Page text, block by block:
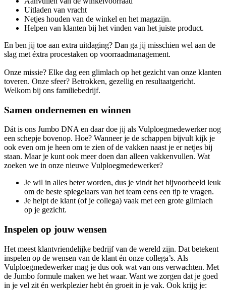
Uitladen van vracht
Netjes houden van de winkel en het magazijn.
Helpen van klanten bij het vinden van het juiste product.
En ben jij toe aan extra uitdaging? Dan ga jij misschien wel aan de
slag met éxtra procestaken op voorraadmanagement.
Onze missie? Elke dag een glimlach op het gezicht van onze klanten
toveren. Onze sfeer? Betrokken, gezellig en resultaatgericht.
Welkom bij ons familiebedrijf.
Samen ondernemen en winnen
Dát is ons Jumbo DNA en daar doe jij als Vulploegmedewerker nog
een schepje bovenop. Hoe? Wanneer je de schappen bijvult kijk je
ook even om je heen om te zien of de vakken naast je er netjes bij
staan. Maar je kunt ook meer doen dan alleen vakkenvullen. Wat
zoeken we in onze nieuwe Vulploegmedewerker?
Je wil in alles beter worden, dus je vindt het bijvoorbeeld leuk
om de beste spiegelaars van het team eens een tip te vragen.
Je helpt de klant (of je collega) vaak met een grote glimlach
op je gezicht.
Inspelen op jouw wensen
Het meest klantvriendelijke bedrijf van de wereld zijn. Dat betekent
inspelen op de wensen van de klant én onze collega’s. Als
Vulploegmedewerker mag je dus ook wat van ons verwachten. Met
de Jumbo formule maken we het waar. Want we zorgen dat je goed
in je vel zit én werkplezier hebt én groeit in je vak. Ook krijg je: